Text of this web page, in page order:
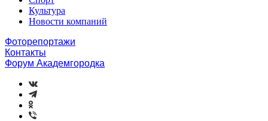
Культура
Новости компаний
Фоторепортажи
Контакты
Форум Академгородка